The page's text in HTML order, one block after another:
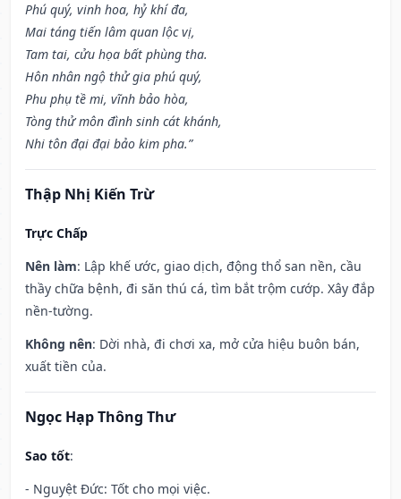
Phú quý, vinh hoa, hỷ khí đa,
Mai táng tiến lâm quan lộc vị,
Tam tai, cửu họa bất phùng tha.
Hôn nhân ngộ thử gia phú quý,
Phu phụ tề mi, vĩnh bảo hòa,
Tòng thử môn đình sinh cát khánh,
Nhi tôn đại đại bảo kim pha.”
Thập Nhị Kiến Trừ
Trực Chấp
Nên làm: Lập khế ước, giao dịch, động thổ san nền, cầu
thầy chữa bệnh, đi săn thú cá, tìm bắt trộm cướp. Xây đắp
nền-tường.
Không nên: Dời nhà, đi chơi xa, mở cửa hiệu buôn bán,
xuất tiền của.
Ngọc Hạp Thông Thư
Sao tốt:
- Nguyệt Đức: Tốt cho mọi việc.